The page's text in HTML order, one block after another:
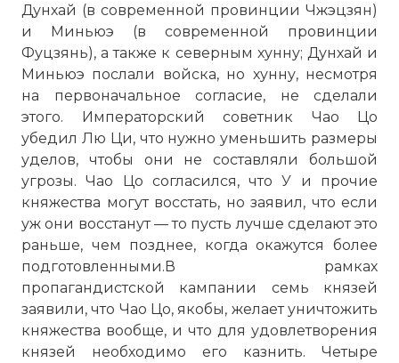
Дунхай (в современной провинции Чжэцзян)
и Миньюэ (в современной провинции
Фуцзянь), а также к северным хунну; Дунхай и
Миньюэ послали войска, но хунну, несмотря
на первоначальное согласие, не сделали
этого. Императорский советник Чао Цо
убедил Лю Ци, что нужно уменьшить размеры
уделов, чтобы они не составляли большой
угрозы. Чао Цо согласился, что У и прочие
княжества могут восстать, но заявил, что если
уж они восстанут — то пусть лучше сделают это
раньше, чем позднее, когда окажутся более
подготовленными.В рамках
пропагандистской кампании семь князей
заявили, что Чао Цо, якобы, желает уничтожить
княжества вообще, и что для удовлетворения
князей необходимо его казнить. Четыре